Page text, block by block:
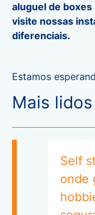
aluguel de
visite nossas
diferenciais.
Estamos
Mais lidos
Self
onde